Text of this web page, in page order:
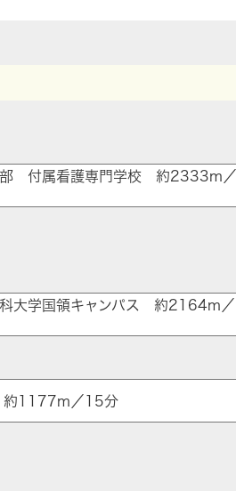
部 付属看護専門学校 約2333m／
大学国領キャンパス 約2164m／
1177m／15分